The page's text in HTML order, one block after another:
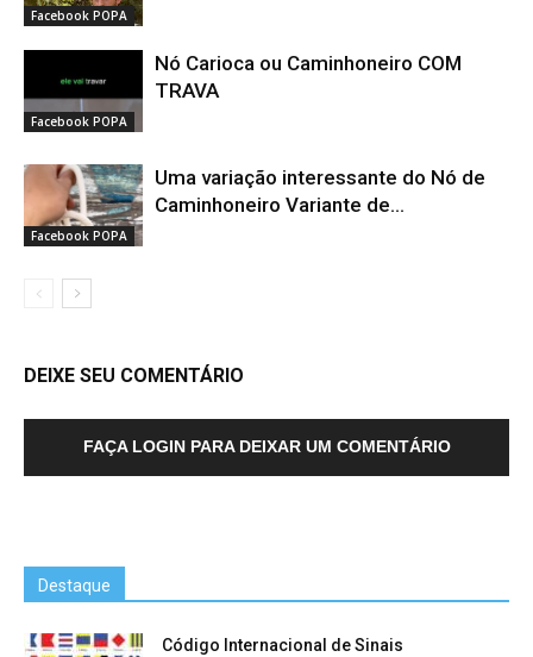
Facebook POPA
Facebook POPA
Nó Carioca ou Caminhoneiro COM
TRAVA
Facebook POPA
Uma variação interessante do Nó de
Caminhoneiro Variante de...
DEIXE SEU COMENTÁRIO
FAÇA LOGIN PARA DEIXAR UM COMENTÁRIO
Destaque
Código Internacional de Sinais